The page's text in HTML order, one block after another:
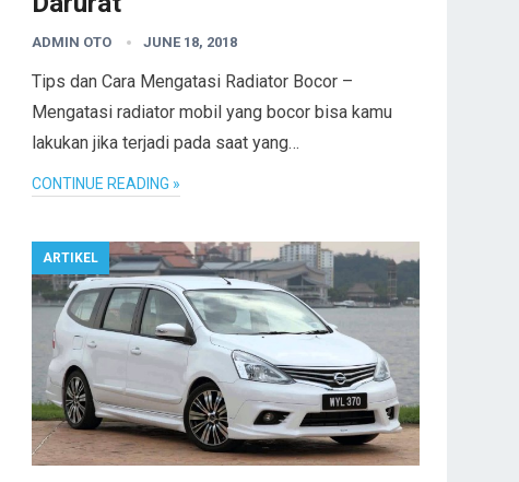
ADMIN OTO JUNE 18, 2018
Tips dan Cara Mengatasi Radiator Bocor –
Mengatasi radiator mobil yang bocor bisa kamu
lakukan jika terjadi pada saat yang…
CONTINUE READING »
ARTIKEL